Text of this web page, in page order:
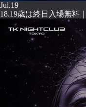
Jul.19
18.19歳は終日入場無料